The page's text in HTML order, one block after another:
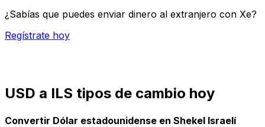
¿Sabías que puedes enviar dinero al extranjero con Xe?
Regístrate hoy
USD a ILS tipos de cambio hoy
Convertir Dólar estadounidense en Shekel Israelí